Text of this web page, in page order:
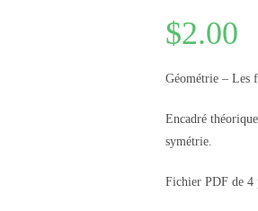
$2.00
Géométrie – Les
Encadré
symétrie.
Fichier PDF de 4